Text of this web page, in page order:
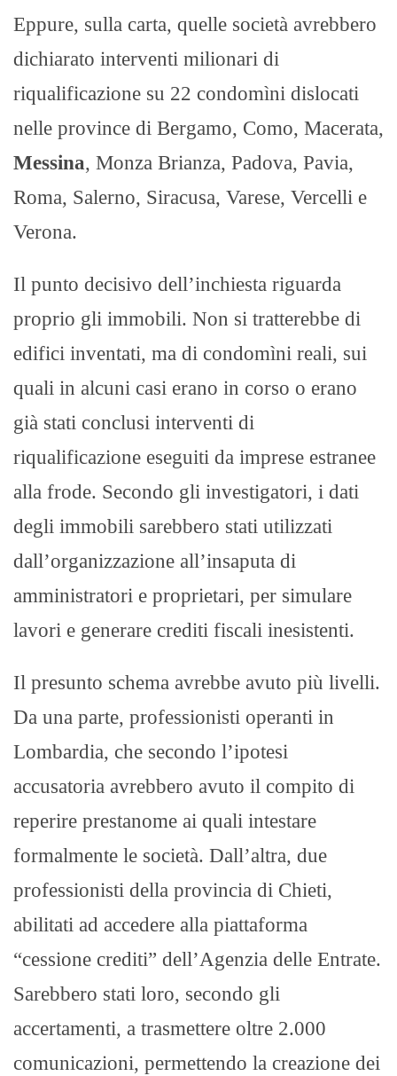
Eppure, sulla carta, quelle società avrebbero
dichiarato interventi milionari di
riqualificazione su 22 condomìni dislocati
nelle province di Bergamo, Como, Macerata,
Messina, Monza Brianza, Padova, Pavia,
Roma, Salerno, Siracusa, Varese, Vercelli e
Verona.
Il punto decisivo dell’inchiesta riguarda
proprio gli immobili. Non si tratterebbe di
edifici inventati, ma di condomìni reali, sui
quali in alcuni casi erano in corso o erano
già stati conclusi interventi di
riqualificazione eseguiti da imprese estranee
alla frode. Secondo gli investigatori, i dati
degli immobili sarebbero stati utilizzati
dall’organizzazione all’insaputa di
amministratori e proprietari, per simulare
lavori e generare crediti fiscali inesistenti.
Il presunto schema avrebbe avuto più livelli.
Da una parte, professionisti operanti in
Lombardia, che secondo l’ipotesi
accusatoria avrebbero avuto il compito di
reperire prestanome ai quali intestare
formalmente le società. Dall’altra, due
professionisti della provincia di Chieti,
abilitati ad accedere alla piattaforma
“cessione crediti” dell’Agenzia delle Entrate.
Sarebbero stati loro, secondo gli
accertamenti, a trasmettere oltre 2.000
comunicazioni, permettendo la creazione dei